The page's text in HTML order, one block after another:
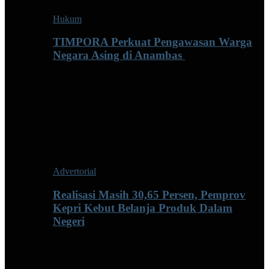
Hukum
TIMPORA Perkuat Pengawasan Warga
Negara Asing di Anambas ‎
Advertorial
Realisasi Masih 30,65 Persen, Pemprov
Kepri Kebut Belanja Produk Dalam
Negeri